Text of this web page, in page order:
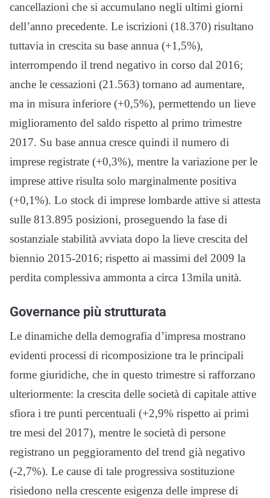
cancellazioni che si accumulano negli ultimi giorni
dell’anno precedente. Le iscrizioni (18.370) risultano
tuttavia in crescita su base annua (+1,5%),
interrompendo il trend negativo in corso dal 2016;
anche le cessazioni (21.563) tornano ad aumentare,
ma in misura inferiore (+0,5%), permettendo un lieve
miglioramento del saldo rispetto al primo trimestre
2017. Su base annua cresce quindi il numero di
imprese registrate (+0,3%), mentre la variazione per le
imprese attive risulta solo marginalmente positiva
(+0,1%). Lo stock di imprese lombarde attive si attesta
sulle 813.895 posizioni, proseguendo la fase di
sostanziale stabilità avviata dopo la lieve crescita del
biennio 2015-2016; rispetto ai massimi del 2009 la
perdita complessiva ammonta a circa 13mila unità.
Governance più strutturata
Le dinamiche della demografia d’impresa mostrano
evidenti processi di ricomposizione tra le principali
forme giuridiche, che in questo trimestre si rafforzano
ulteriormente: la crescita delle società di capitale attive
sfiora i tre punti percentuali (+2,9% rispetto ai primi
tre mesi del 2017), mentre le società di persone
registrano un peggioramento del trend già negativo
(-2,7%). Le cause di tale progressiva sostituzione
risiedono nella crescente esigenza delle imprese di